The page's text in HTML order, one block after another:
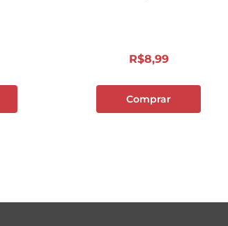
R$8,99
Comprar